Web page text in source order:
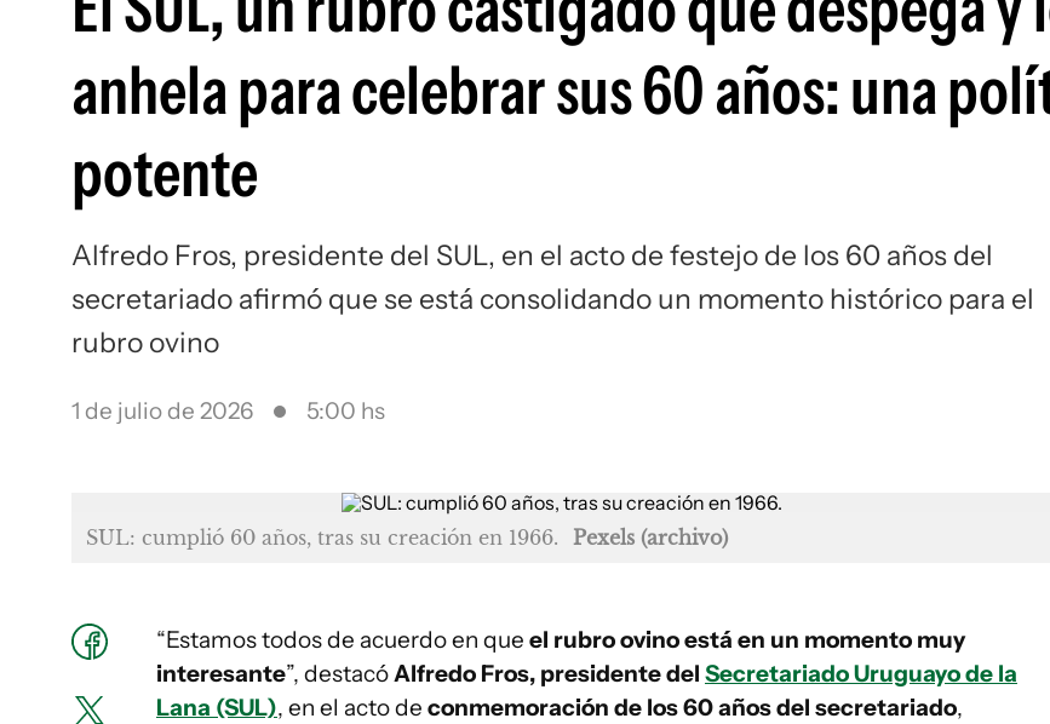
anhela para celebrar sus 60 años: una
potente
Alfredo Fros, presidente del SUL, en el acto de festejo de los 60 años del
secretariado afirmó que se está consolidando un momento histórico para el
rubro ovino
1 de julio de 2026 5:00 hs
SUL: cumplió 60 años, tras su creación en 1966. Pexels (archivo)
“Estamos todos de acuerdo en que el rubro ovino está en un momento muy
interesante”, destacóAlfredo Fros, presidente del Secretariado Uruguayo de la
Lana (SUL), en el acto de conmemoración de los 60 años del secretariado,